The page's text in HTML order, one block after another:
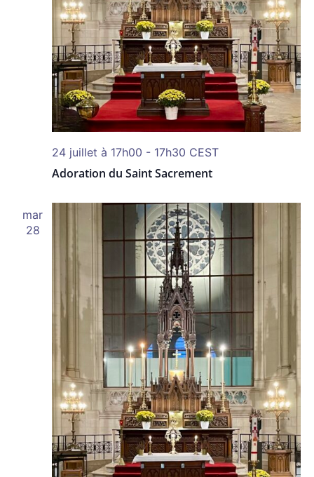
Adoration du Saint Sacrement
24 juillet à 17h00 - 17h30 CEST
mar
28